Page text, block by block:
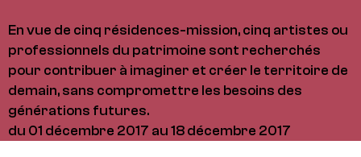
En vue de cinq résidences-mission, cinq artistes ou
professionnels du patrimoine sont recherchés
pour contribuer à imaginer et créer le territoire de
demain, sans compromettre les besoins des
générations futures.
du 01 décembre 2017 au 18 décembre 2017